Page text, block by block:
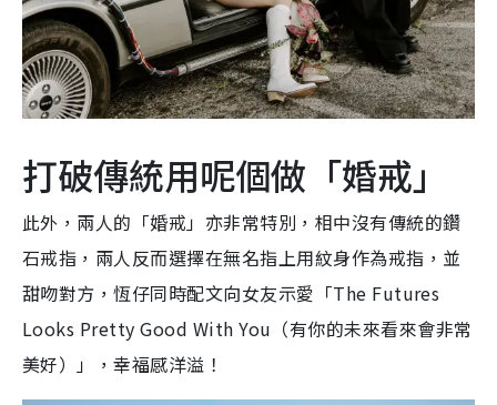
打破傳統用呢個做「婚戒」
此外，兩人的「婚戒」亦非常特別，相中沒有傳統的鑽
石戒指，兩人反而選擇在無名指上用紋身作為戒指，並
甜吻對方，恆仔同時配文向女友示愛「The Futures
Looks Pretty Good With You（有你的未來看來會非常
美好）」，幸福感洋溢！